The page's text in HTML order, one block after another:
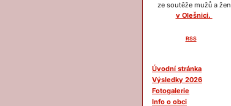
ze soutěže mužů a žen
v Olešnici.
RSS
Úvodní stránka
Výsledky 2026
Fotogalerie
Info o obci